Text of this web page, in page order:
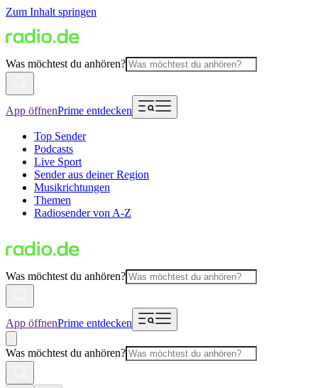
Zum Inhalt springen
Was möchtest du anhören?
App öffnenPrime entdecken
Top Sender
Podcasts
Live Sport
Sender aus deiner Region
Musikrichtungen
Themen
Radiosender von A-Z
Was möchtest du anhören?
App öffnenPrime entdecken
Was möchtest du anhören?